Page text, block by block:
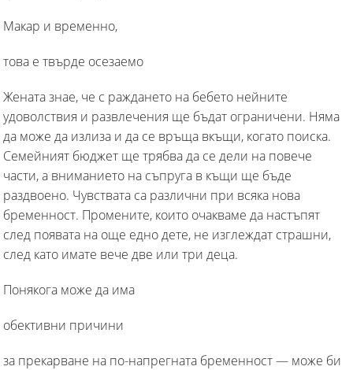
Макар и временно,
това е твърде осезаемо
Жената знае, че с раждането на бебето нейните
удоволствия и развлечения ще бъдат ограничени. Няма
да може да излиза и да се връща вкъщи, когато поиска.
Семейният бюджет ще трябва да се дели на повече
части, а вниманието на съпруга в къщи ще бъде
раздвоено. Чувствата са различни при всяка нова
бременност. Промените, които очакваме да настъпят
след появата на още едно дете, не изглеждат страшни,
след като имате вече две или три деца.
Понякога може да има
обективни причини
за прекарване на по-напрегната бременност — може би